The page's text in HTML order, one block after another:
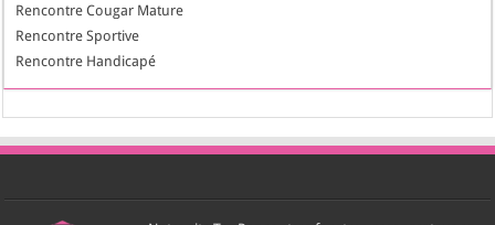
Rencontre Cougar Mature
Rencontre Sportive
Rencontre Handicapé